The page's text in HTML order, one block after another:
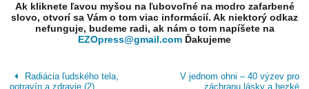
Ak kliknete ľavou myšou na ľubovoľné na modro zafarbené
slovo, otvorí sa Vám o tom viac informácií. Ak niektorý odkaz
nefunguje, budeme radi, ak nám o tom napíšete na
EZOpress@gmail.com Ďakujeme
Radiácia ľudského tela,
potravín a zdravie (2)
V jednom ohni – 40 výzev pro
záchranu lásky a hezké